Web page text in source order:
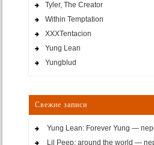
Tyler, The Creator
Within Temptation
XXXTentacion
Yung Lean
Yungblud
Свежие записи
Yung Lean: Forever Yung —
Lil Peep: around the world —